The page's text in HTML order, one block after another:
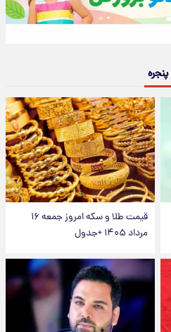
پنجره
قیمت طلا و سکه امروز جمعه ۱۶
مرداد ۱۴۰۵ +جدول